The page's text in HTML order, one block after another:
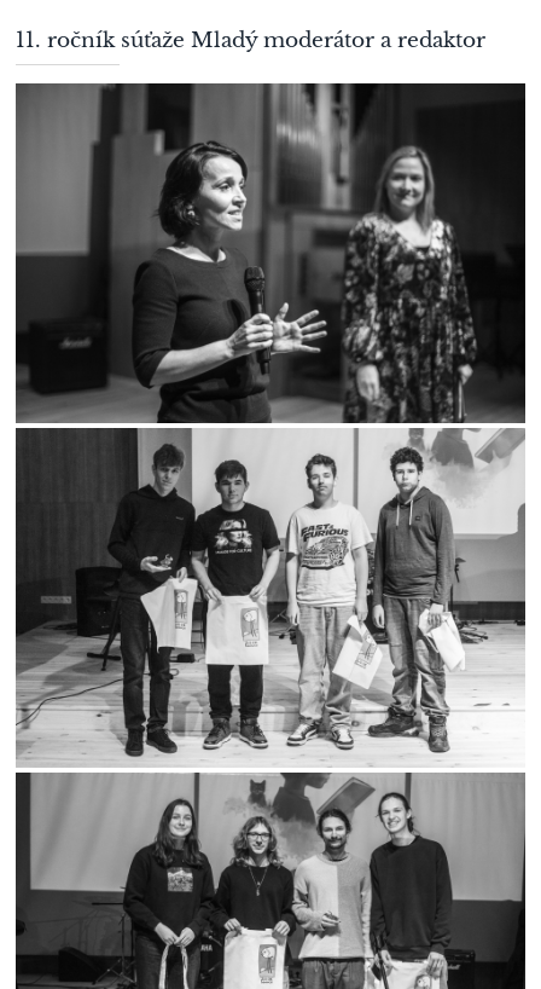
11. ročník súťaže Mladý moderátor a redaktor